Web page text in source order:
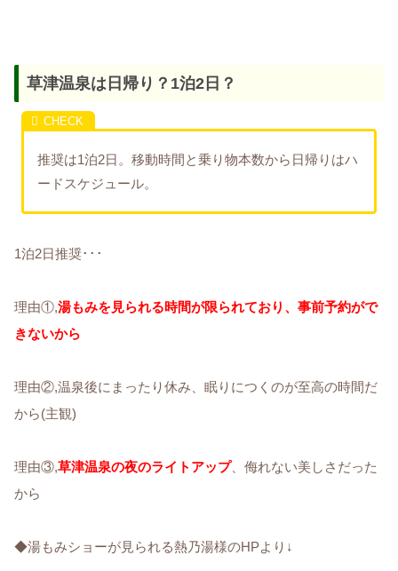
草津温泉は日帰り？1泊2日？
推奨は1泊2日。移動時間と乗り物本数から日帰りはハ
ードスケジュール。
1泊2日推奨･･･
理由①,湯もみを見られる時間が限られており、事前予約がで
きないから
理由②,温泉後にまったり休み、眠りにつくのが至高の時間だ
から(主観)
理由③,草津温泉の夜のライトアップ、侮れない美しさだった
から
◆湯もみショーが見られる熱乃湯様のHPより↓